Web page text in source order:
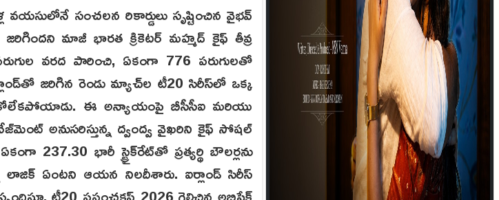
సంచలన రికార్డులు సృష్టించిన వైభవ్
మాజీ భారత క్రికెటర్ మహ్మద్ కైఫ్ తీవ్ర
వరద పారించి, ఏకంగా 776 పరుగులతో
జరిగిన రెండు మ్యాచ్‌ల టీ20 సిరీస్‌లో ఒక్క
ఈ అన్యాయంపై బీసీసీఐ మరియు
అనుసరిస్తున్న ద్వంద్వ వైఖరిని కైఫ్ సోషల్
237.30 భారీ స్ట్రైక్‌రేట్‌తో ప్రత్యర్థి బౌలర్లను
లాజిక్ ఏంటని ఆయన నిలదీశారు. ఐర్లాండ్ సిరీస్